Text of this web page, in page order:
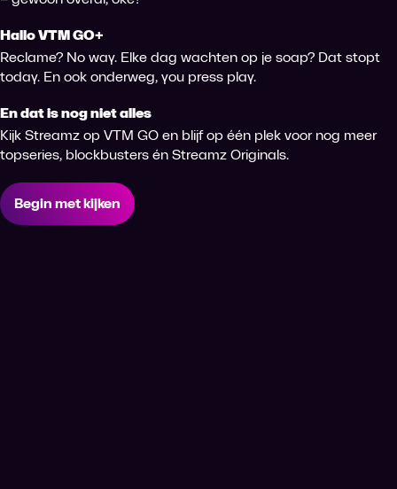
Hallo VTM GO+
Reclame? No way. Elke dag wachten op je soap? Dat stopt
today. En ook onderweg, you press play.
En dat is nog niet alles
Kijk Streamz op VTM GO en blijf op één plek voor nog meer
topseries, blockbusters én Streamz Originals.
Begin met kijken